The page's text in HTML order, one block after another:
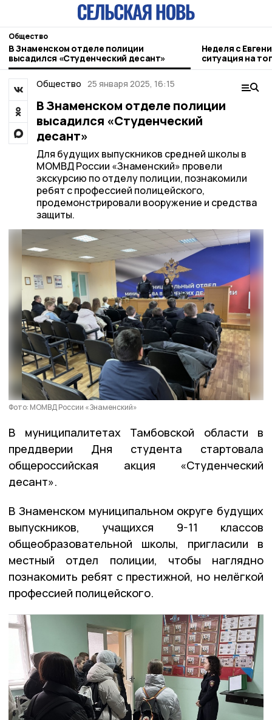
Общество
В Знаменском отделе полиции
высадился «Студенческий десант»
Неделя с
ситуация на
городе и
Общество 25 января 2025, 16:15
В Знаменском отделе полиции
высадился «Студенческий
десант»
Для будущих выпускников средней школы в
МОМВД России «Знаменский» провели
экскурсию по отделу полиции, познакомили
ребят с профессией полицейского,
продемонстрировали вооружение и средства
защиты.
Фото: МОМВД России «Знаменский»
В муниципалитетах Тамбовской области в
преддверии Дня студента стартовала
общероссийская акция «Студенческий
десант».
В Знаменском муниципальном округе будущих
выпускников, учащихся 9-11 классов
общеобразовательной школы, пригласили в
местный отдел полиции, чтобы наглядно
познакомить ребят с престижной, но нелёгкой
профессией полицейского.